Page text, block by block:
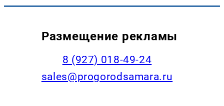
Размещение рекламы
8 (927) 018-49-24
sales@progorodsamara.ru